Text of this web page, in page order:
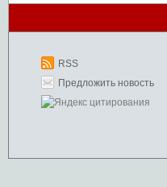
RSS
Предложить новость